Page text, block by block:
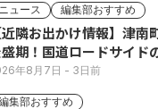
ニュース 編集部おすすめ
近隣お出かけ情報】津
期！国道ロードサイド
年8月7日 - 3日前
集部おすすめ